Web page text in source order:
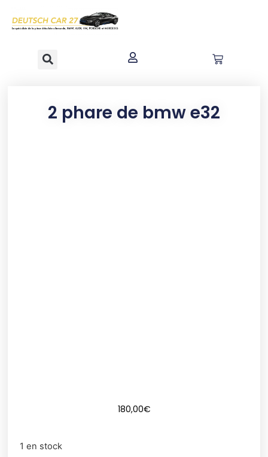
principal
2 phare de bmw e32
180,00€
1 en stock